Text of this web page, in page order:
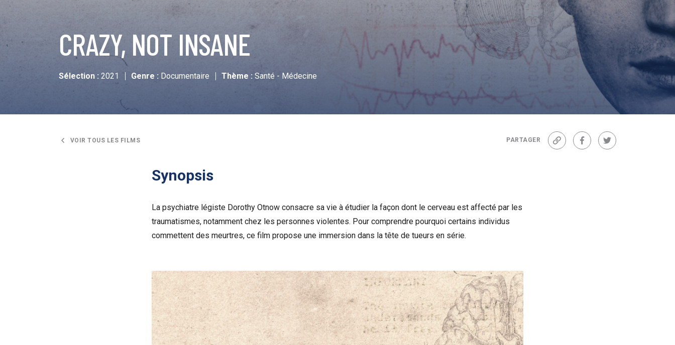
CRAZY, NOT INSANE
Sélection : 2021 Genre : Documentaire Thème : Santé - Médecine
VOIR TOUS LES FILMS PARTAGER
Lien FacebookTwitter
Synopsis
La psychiatre légiste Dorothy Otnow consacre sa vie à étudier la façon dont le cerveau est affecté par les
traumatismes, notamment chez les personnes violentes. Pour comprendre pourquoi certains individus
commettent des meurtres, ce film propose une immersion dans la tête de tueurs en série.
Voir la bande-annonce